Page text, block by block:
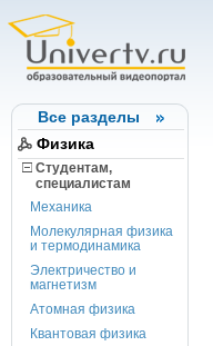
Все разделы
Физика
Студентам,
cпециалистам
Механика
Молекулярная физика
и термодинамика
Электричество и
магнетизм
Атомная физика
Квантовая физика